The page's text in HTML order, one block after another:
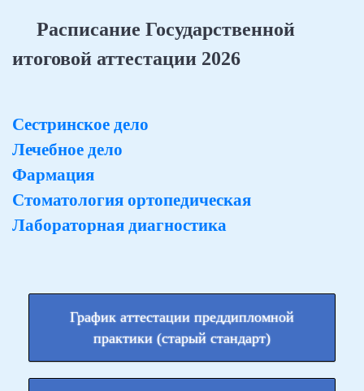
Расписание Государственной
итоговой аттестации 2026
Сестринское дело
Лечебное дело
Фармация
Стоматология ортопедическая
Лабораторная диагностика
График аттестации преддипломной
практики (старый стандарт)